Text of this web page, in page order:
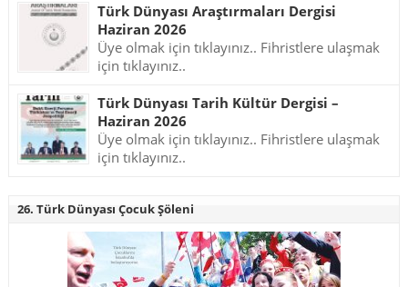
Türk Dünyası Araştırmaları Dergisi
Haziran 2026
Üye olmak için tıklayınız.. Fihristlere ulaşmak
için tıklayınız..
Türk Dünyası Tarih Kültür Dergisi –
Haziran 2026
Üye olmak için tıklayınız.. Fihristlere ulaşmak
için tıklayınız..
26. Türk Dünyası Çocuk Şöleni